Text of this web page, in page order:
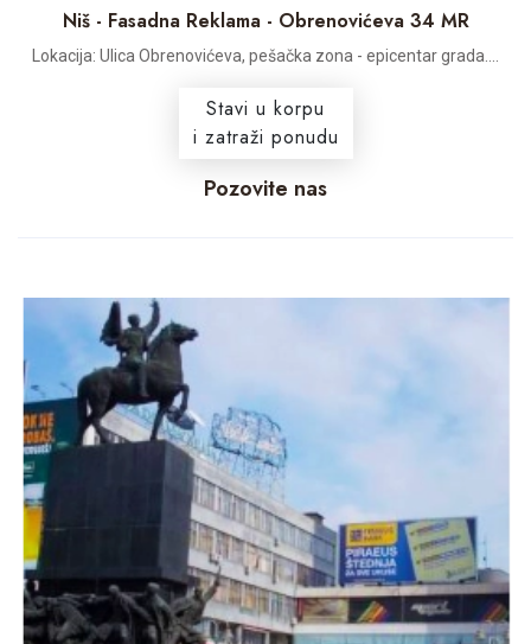
Niš - Fasadna Reklama - Obrenovićeva 34 MR
Lokacija: Ulica Obrenovićeva, pešačka zona - epicentar grada....
Stavi u korpu
i zatraži ponudu
Pozovite nas